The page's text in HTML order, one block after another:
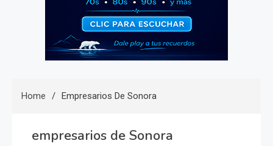
Home Empresarios De Sonora
empresarios de Sonora